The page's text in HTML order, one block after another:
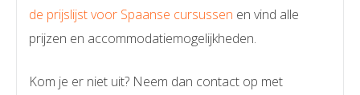
de prijslijst voor Spaanse cursussen en vind alle
prijzen en accommodatiemogelijkheden.
Kom je er niet uit? Neem dan contact op met